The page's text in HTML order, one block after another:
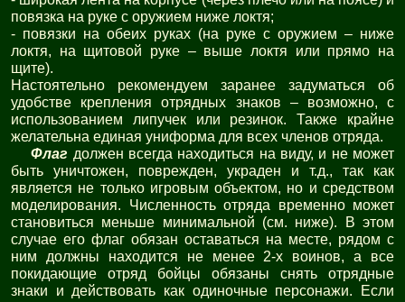
повязка на руке с оружием ниже локтя;
- повязки на обеих руках (на руке с оружием – ниже
локтя, на щитовой руке – выше локтя или прямо на
щите).
Настоятельно рекомендуем заранее задуматься об
удобстве крепления отрядных знаков – возможно, с
использованием липучек или резинок. Также крайне
желательна единая униформа для всех членов отряда.
Флаг должен всегда находиться на виду, и не может
быть уничтожен, поврежден, украден и т.д., так как
является не только игровым объектом, но и средством
моделирования. Численность отряда временно может
становиться меньше минимальной (см. ниже). В этом
случае его флаг обязан оставаться на месте, рядом с
ним должны находится не менее 2-х воинов, а все
покидающие отряд бойцы обязаны снять отрядные
знаки и действовать как одиночные персонажи. Если